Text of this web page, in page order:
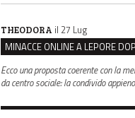
THEODORA il 27 Lug
Ecco una proposta coerente con la
da centro sociale: la condivido